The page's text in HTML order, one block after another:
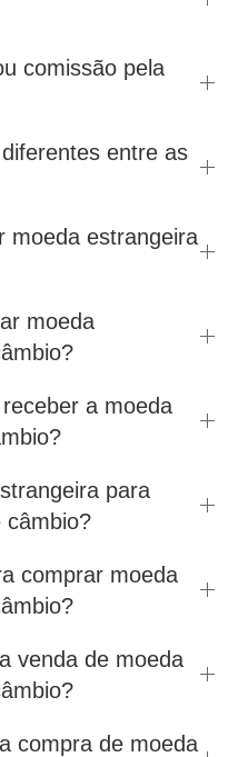
comissão pela
entre as
moeda estrangeira
moeda
a moeda
para
câmbio?
comprar moeda
venda de moeda
compra de moeda